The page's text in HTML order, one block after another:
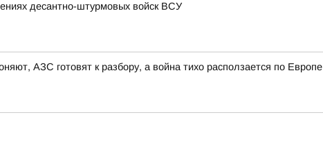
десантно-штурмовых войск ВСУ
АЗС готовят к разбору, а война тихо расползается по Европе